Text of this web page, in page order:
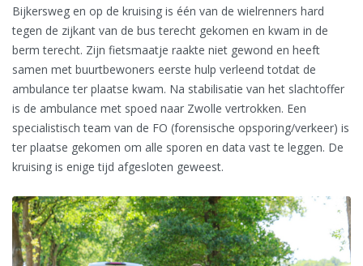
Bijkersweg en op de kruising is één van de wielrenners hard
tegen de zijkant van de bus terecht gekomen en kwam in de
berm terecht. Zijn fietsmaatje raakte niet gewond en heeft
samen met buurtbewoners eerste hulp verleend totdat de
ambulance ter plaatse kwam. Na stabilisatie van het slachtoffer
is de ambulance met spoed naar Zwolle vertrokken. Een
specialistisch team van de FO (forensische opsporing/verkeer) is
ter plaatse gekomen om alle sporen en data vast te leggen. De
kruising is enige tijd afgesloten geweest.